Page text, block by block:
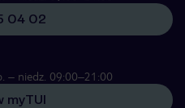
04 02
– niedz. 09:00–21:00
myTUI